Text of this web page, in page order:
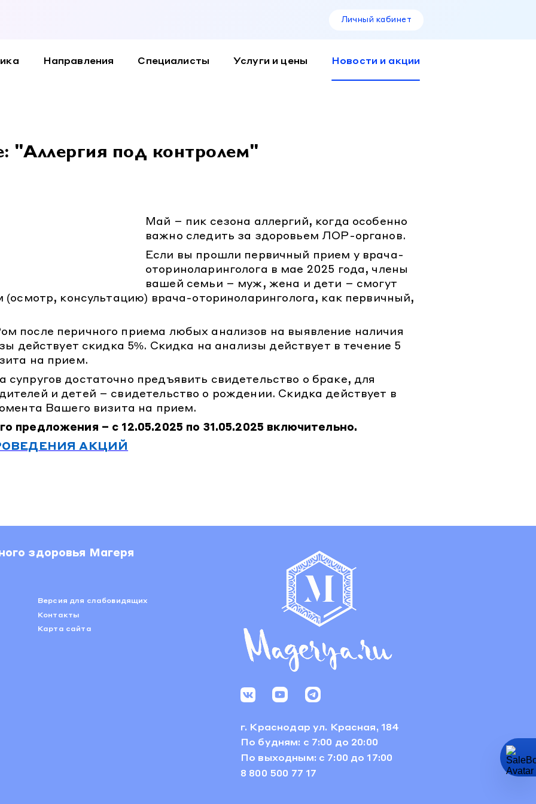
Личный кабинет
Направления Специалисты Услуги и цены Новости и акции
"Аллергия под контролем"
Май – пик сезона аллергий, когда особенно
важно следить за здоровьем ЛОР-органов.
Если вы прошли первичный прием у врача-
оториноларинголога в мае 2025 года, члены
вашей семьи – муж, жена и дети – смогут
(осмотр, консультацию) врача-оториноларинголога, как первичный,
после перичного приема любых анализов на выявление наличия
действует скидка 5%. Скидка на анализы действует в течение 5
на прием.
достаточно предъявить свидетельство о браке, для
и детей – свидетельство о рождении. Скидка действует в
Вашего визита на прием.
предложения – с 12.05.2025 по 31.05.2025 включительно.
АКЦИЙ
здоровья Магеря
Версия для слабовидящих
Контакты
Карта сайта
г. Краснодар ул. Красная, 184
По будням: с 7:00 до 20:00
По выходным: с 7:00 до 17:00
8 800 500 77 17